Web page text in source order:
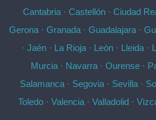
Cantabria · Castellón · Ciudad
Gerona · Granada · Guadalajara ·
· Jaén · La Rioja · León · Lleida ·
Murcia· Navarra· Ourense·
Salamanca · Segovia · Sevilla ·
Toledo· Valencia· Valladolid·